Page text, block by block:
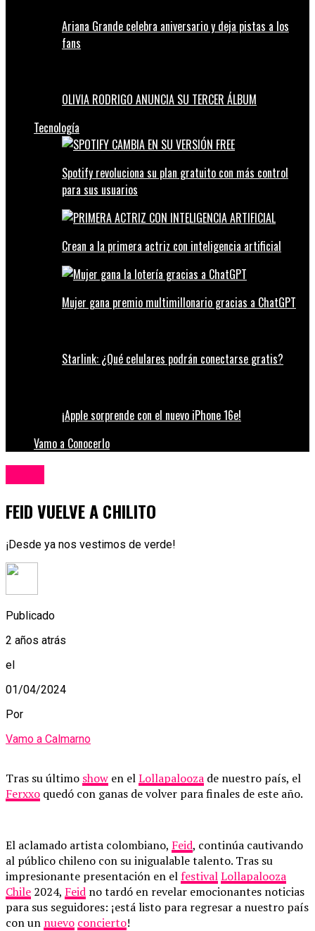
Ariana Grande celebra aniversario y deja pistas a los
fans
OLIVIA RODRIGO ANUNCIA SU TERCER ÁLBUM
Tecnología
Spotify revoluciona su plan gratuito con más control
para sus usuarios
Crean a la primera actriz con inteligencia artificial
Mujer gana premio multimillonario gracias a ChatGPT
Starlink: ¿Qué celulares podrán conectarse gratis?
¡Apple sorprende con el nuevo iPhone 16e!
Vamo a Conocerlo
FEID VUELVE A CHILITO
¡Desde ya nos vestimos de verde!
Publicado
2 años atrás
el
01/04/2024
Por
Vamo a Calmarno
Tras su último show en elLollapalooza de nuestro país, el
Ferxxo quedó con ganas de volver para finales de este año.
El aclamado artista colombiano, Feid, continúa cautivando
al público chileno con su inigualable talento. Tras su
impresionante presentación en elfestivalLollapalooza
Chile 2024, Feid no tardó en revelar emocionantes noticias
para sus seguidores: ¡está listo para regresar a nuestro país
con un nuevo concierto!